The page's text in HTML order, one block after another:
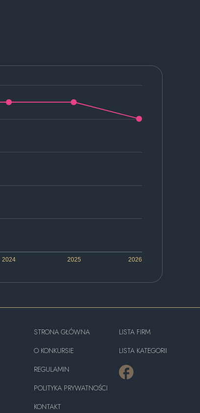
2024 2025 2026
STRONA GŁÓWNA
O KONKURSIE
REGULAMIN
POLITYKA PRYWATNOŚCI
KONTAKT
LISTA FIRM
LISTA KATEGORII